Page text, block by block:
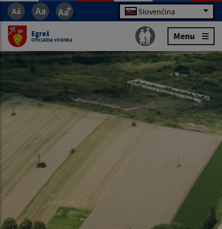
Slovenčina
Egreš
Oficiálna stránka Menu